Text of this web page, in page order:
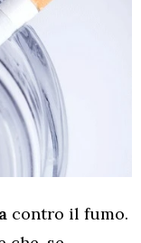
contro il fumo.